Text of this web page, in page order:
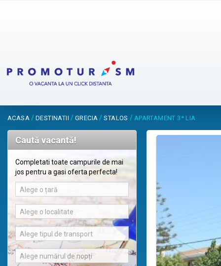
ACASA / DESTINATII / GRECIA /STALOS / APARTAMENT 3* LIA
Caută vacantă!
Completati toate campurile de mai
jos pentru a gasi oferta perfecta!
Alege o țară
Alege o localitate
Alege tipul de transport
Alege numărul de nopți